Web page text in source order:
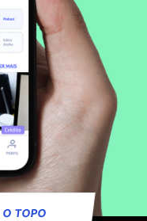
O TOPO